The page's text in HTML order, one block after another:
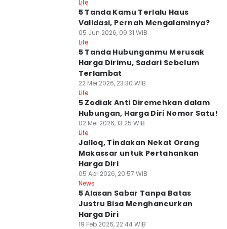
Life
5 Tanda Kamu Terlalu Haus
Validasi, Pernah Mengalaminya?
05 Jun 2026, 09:31 WIB
Life
5 Tanda Hubunganmu Merusak
Harga Dirimu, Sadari Sebelum
Terlambat
22 Mei 2026, 23:30 WIB
Life
5 Zodiak Anti Diremehkan dalam
Hubungan, Harga Diri Nomor Satu!
02 Mei 2026, 13:25 WIB
Life
Jalloq, Tindakan Nekat Orang
Makassar untuk Pertahankan
Harga Diri
05 Apr 2026, 20:57 WIB
News
5 Alasan Sabar Tanpa Batas
Justru Bisa Menghancurkan
Harga Diri
19 Feb 2026, 22:44 WIB